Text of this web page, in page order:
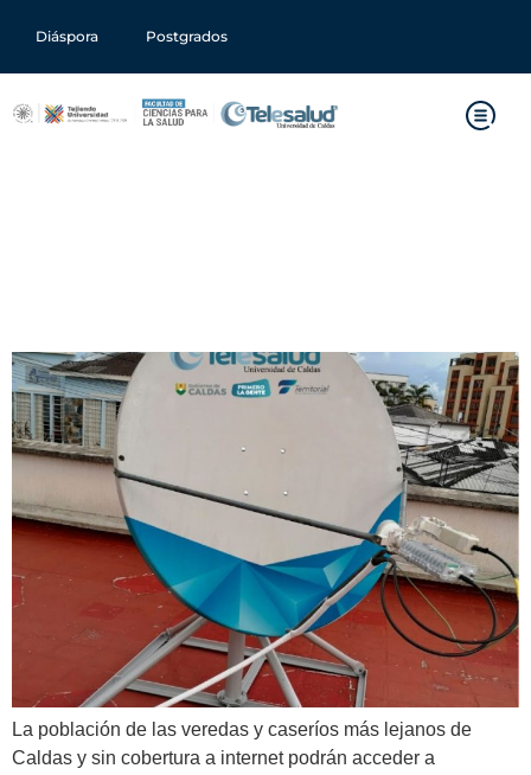
Diáspora Postgrados
La población de las veredas y caseríos más lejanos de
Caldas y sin cobertura a internet podrán acceder a